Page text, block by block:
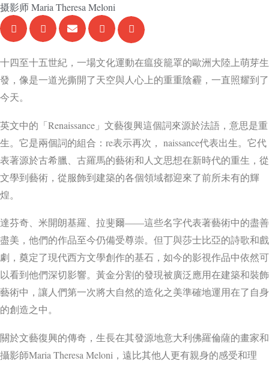
摄影师Maria Theresa Meloni
十四至十五世紀，一場文化運動在瘟疫籠罩的歐洲大陸上萌芽生
發，像是一道光撕開了天空與人心上的重重陰霾，一直照耀到了
今天。
英文中的「Renaissance」文藝復興這個詞來源於法語，意思是重
生。它是兩個詞的組合：re表示再次， naissance代表出生。它代
表著源於古希臘、古羅馬的藝術和人文思想在新時代的重生，從
文學到藝術，從服飾到建築的各個領域都迎來了前所未有的輝
煌。
達芬奇、米開朗基羅、拉斐爾――這些名字代表著藝術中的盡善
盡美，他們的作品至今仍備受尊崇。但丁與莎士比亞的詩歌和戲
劇，奠定了現代西方文學創作的基石，如今的影視作品中依然可
以看到他們深切影響。黃金分割的發現被廣泛應用在建築和裝飾
藝術中，讓人們第一次將大自然的造化之美準確地運用在了自身
的創造之中。
關於文藝復興的傳奇，生長在其發源地意大利佛羅倫薩的畫家和
攝影師Maria Theresa Meloni，遠比其他人更有親身的感受和理